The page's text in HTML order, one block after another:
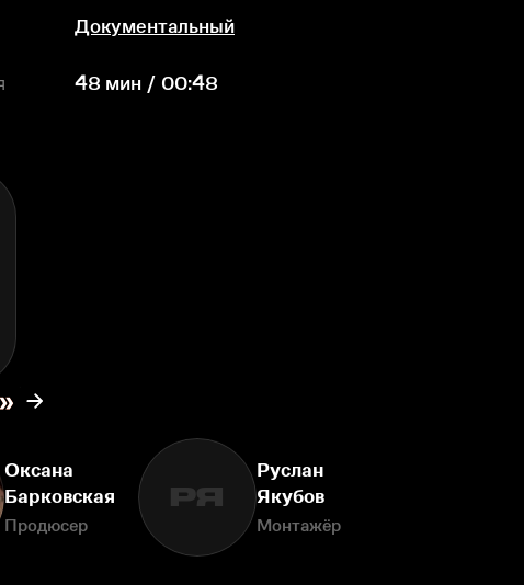
Документальный
48 мин / 00:48
Оксана
Барковская
Продюсер
РЯ
Руслан
Якубов
Монтажёр